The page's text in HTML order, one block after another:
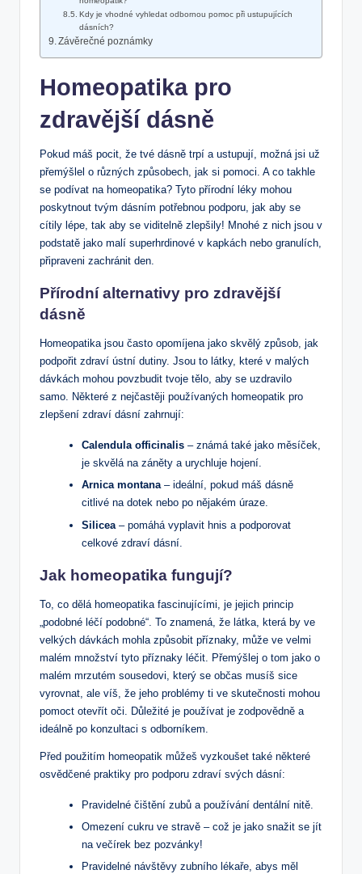
Kdy je vhodné vyhledat odbornou pomoc při ustupujících
dásních?
Závěrečné poznámky
Homeopatika pro
zdravější dásně
Pokud máš pocit, že tvé dásně trpí a ustupují, možná jsi už
přemýšlel o různých způsobech, jak si pomoci. A co takhle
se podívat na homeopatika? Tyto přírodní léky mohou
poskytnout tvým dásním potřebnou podporu, jak aby se
cítily lépe, tak aby se viditelně zlepšily! Mnohé z nich jsou v
podstatě jako malí superhrdinové v kapkách nebo granulích,
připraveni zachránit den.
Přírodní alternativy pro zdravější
dásně
Homeopatika jsou často opomíjena jako skvělý způsob, jak
podpořit zdraví ústní dutiny. Jsou to látky, které v malých
dávkách mohou povzbudit tvoje tělo, aby se uzdravilo
samo. Některé z nejčastěji používaných homeopatik pro
zlepšení zdraví dásní zahrnují:
Calendula officinalis – známá také jako měsíček,
je skvělá na záněty a urychluje hojení.
Arnica montana– ideální, pokud máš dásně
citlivé na dotek nebo po nějakém úraze.
Silicea – pomáhá vyplavit hnis a podporovat
celkové zdraví dásní.
Jak homeopatika fungují?
To, co dělá homeopatika fascinujícími, je jejich princip
„podobné léčí podobné“. To znamená, že látka, která by ve
velkých dávkách mohla způsobit příznaky, může ve velmi
malém množství tyto příznaky léčit. Přemýšlej o tom jako o
malém mrzutém sousedovi, který se občas musíš sice
vyrovnat, ale víš, že jeho problémy ti ve skutečnosti mohou
pomoct otevřít oči. Důležité je používat je zodpovědně a
ideálně po konzultaci s odborníkem.
Před použitím homeopatik můžeš vyzkoušet také některé
osvědčené praktiky pro podporu zdraví svých dásní:
Pravidelné čištění zubů a používání dentální nitě.
Omezení cukru ve stravě – což je jako snažit se jít
na večírek bez pozvánky!
Pravidelné návštěvy zubního lékaře, abys měl